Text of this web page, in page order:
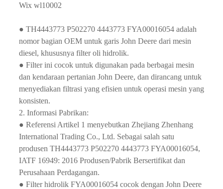
Wix wl10002
● TH4443773 P502270 4443773 FYA00016054 adalah
nomor bagian OEM untuk garis John Deere dari mesin
diesel, khususnya filter oli hidrolik.
● Filter ini cocok untuk digunakan pada berbagai mesin
dan kendaraan pertanian John Deere, dan dirancang untuk
menyediakan filtrasi yang efisien untuk operasi mesin yang
konsisten.
2. Informasi Pabrikan:
● Referensi Artikel 1 menyebutkan Zhejiang Zhenhang
International Trading Co., Ltd. Sebagai salah satu
produsen TH4443773 P502270 4443773 FYA00016054,
IATF 16949: 2016 Produsen/Pabrik Bersertifikat dan
Perusahaan Perdagangan.
● Filter hidrolik FYA00016054 cocok dengan John Deere